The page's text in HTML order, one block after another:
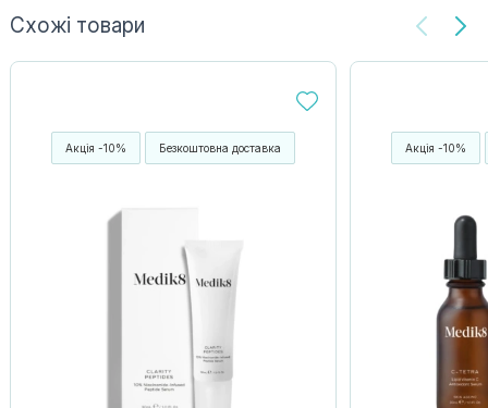
Схожі товари
Акція -10% Безкоштовна доставка Акція -10%